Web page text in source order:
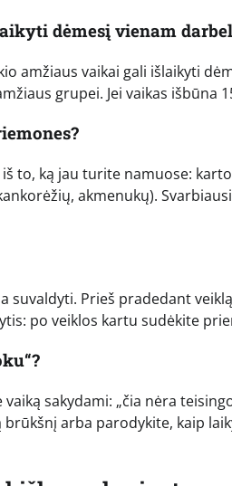
dėmesį vienam
amžiaus vaikai gali išlaikyti
grupei. Jei vaikas išbūna
to, ką jau turite namuose:
akmenukų).
suvaldyti. Prieš pradedant
po veiklos kartu sudėkite
sakydami: „čia nėra
arba parodykite, kaip